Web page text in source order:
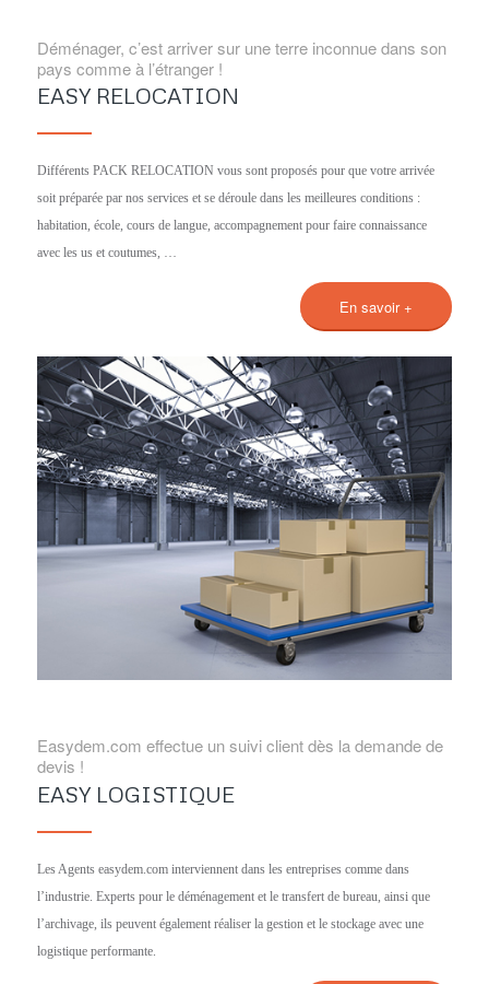
Déménager, c’est arriver sur une terre inconnue dans son
pays comme à l’étranger !
EASY RELOCATION
Différents PACK RELOCATION vous sont proposés pour que votre arrivée
soit préparée par nos services et se déroule dans les meilleures conditions :
habitation, école, cours de langue, accompagnement pour faire connaissance
avec les us et coutumes, …
En savoir +
Easydem.com effectue un suivi client dès la demande de
devis !
EASY LOGISTIQUE
Les Agents easydem.com interviennent dans les entreprises comme dans
l’industrie. Experts pour le déménagement et le transfert de bureau, ainsi que
l’archivage, ils peuvent également réaliser la gestion et le stockage avec une
logistique performante.